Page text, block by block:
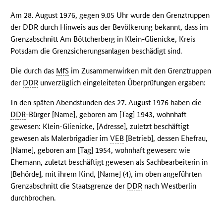
Am 28. August 1976, gegen 9.05 Uhr wurde den Grenztruppen
der DDR durch Hinweis aus der Bevölkerung bekannt, dass im
Grenzabschnitt Am Böttcherberg in Klein-Glienicke, Kreis
Potsdam die Grenzsicherungsanlagen beschädigt sind.
Die durch das MfS im Zusammenwirken mit den Grenztruppen
der DDR unverzüglich eingeleiteten Überprüfungen ergaben:
In den späten Abendstunden des 27. August 1976 haben die
DDR-Bürger [Name], geboren am [Tag] 1943, wohnhaft
gewesen: Klein-Glienicke, [Adresse], zuletzt beschäftigt
gewesen als Malerbrigadier imVEB [Betrieb], dessen Ehefrau,
[Name], geboren am [Tag] 1954, wohnhaft gewesen: wie
Ehemann, zuletzt beschäftigt gewesen als Sachbearbeiterin in
[Behörde], mit ihrem Kind, [Name] (4), im oben angeführten
Grenzabschnitt die Staatsgrenze der DDR nach Westberlin
durchbrochen.